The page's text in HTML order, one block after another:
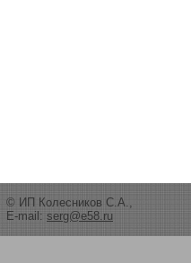
© ИП Колесников С.А.,
E-mail: serg@e58.ru